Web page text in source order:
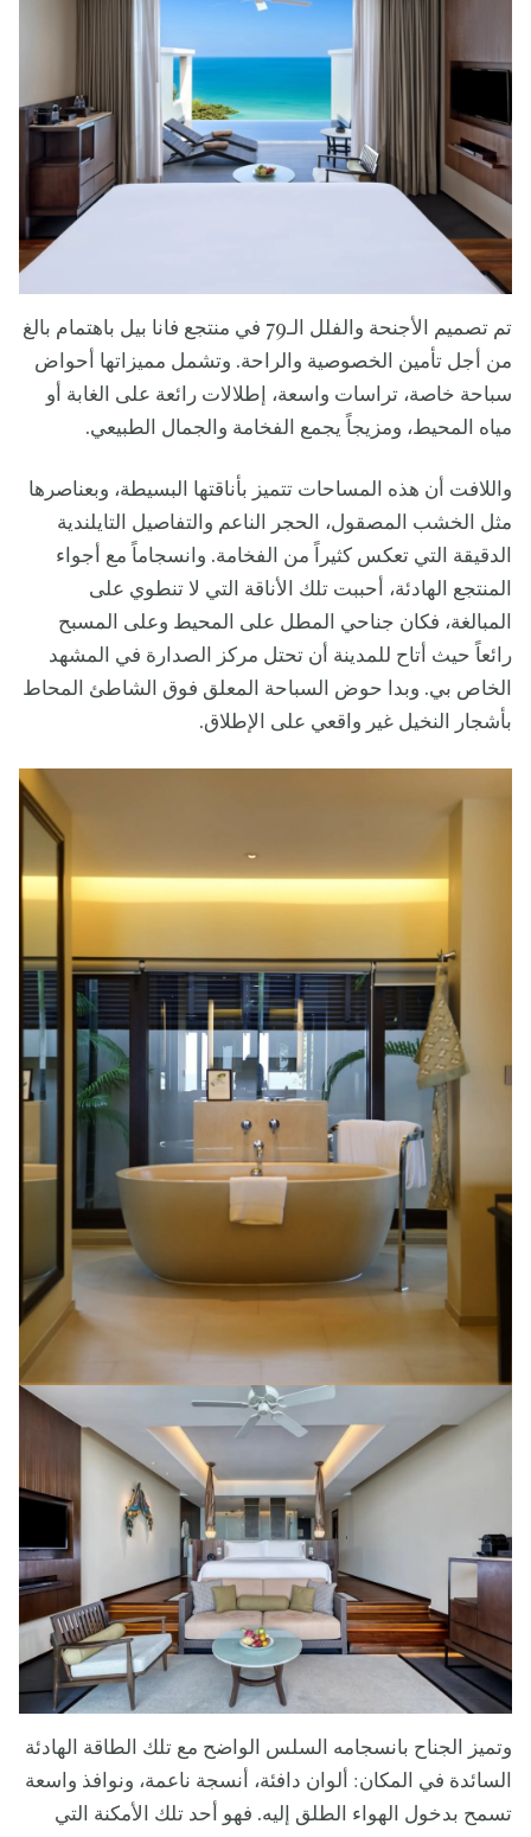
تم تصميم الأجنحة والفلل الـ79 في منتجع فانا بيل باهتمام بالغ
من أجل تأمين الخصوصية والراحة. وتشمل مميزاتها أحواض
سباحة خاصة، تراسات واسعة، إطلالات رائعة على الغابة أو
مياه المحيط، ومزيجاً يجمع الفخامة والجمال الطبيعي.
واللافت أن هذه المساحات تتميز بأناقتها البسيطة، وبعناصرها
مثل الخشب المصقول، الحجر الناعم والتفاصيل التايلندية
الدقيقة التي تعكس كثيراً من الفخامة. وانسجاماً مع أجواء
المنتجع الهادئة، أحببت تلك الأناقة التي لا تنطوي على
المبالغة، فكان جناحي المطل على المحيط وعلى المسبح
رائعاً حيث أتاح للمدينة أن تحتل مركز الصدارة في المشهد
الخاص بي. وبدا حوض السباحة المعلق فوق الشاطئ المحاط
بأشجار النخيل غير واقعي على الإطلاق.
وتميز الجناح بانسجامه السلس الواضح مع تلك الطاقة الهادئة
السائدة في المكان: ألوان دافئة، أنسجة ناعمة، ونوافذ واسعة
تسمح بدخول الهواء الطلق إليه. فهو أحد تلك الأمكنة التي